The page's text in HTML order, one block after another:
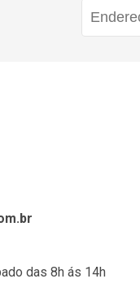
das 8h ás 14h